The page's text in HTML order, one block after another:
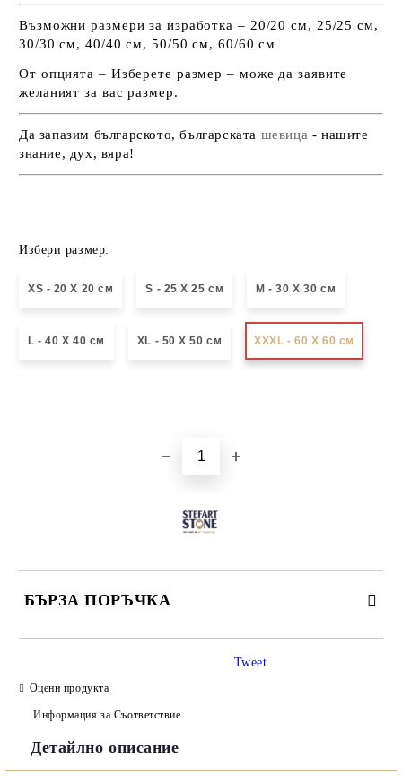
Възможни размери за изработка – 20/20 см, 25/25 см,
30/30 см, 40/40 см, 50/50 см, 60/60 см
От опцията – Изберете размер – може да заявите
желаният за вас размер.
Да запазим българското, българската шевица - нашите
знание, дух, вяра!
Избери размер:
XS - 20 X 20 см S - 25 X 25 см М - 30 Х 30 см
L - 40 X 40 см XL - 50 X 50 см XXXL - 60 X 60 см
БЪРЗА ПОРЪЧКА
Tweet
Оцени продукта
Информация за Съответствие
Детайлно описание